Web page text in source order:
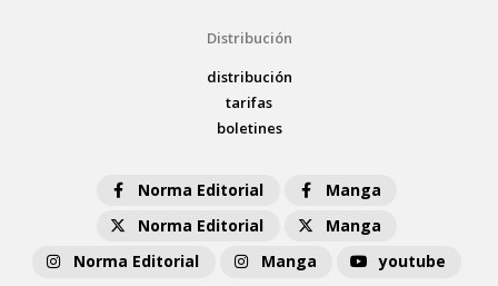
Distribución
distribución
tarifas
boletines
Norma Editorial
Manga
Norma Editorial
Manga
Norma Editorial
Manga youtube